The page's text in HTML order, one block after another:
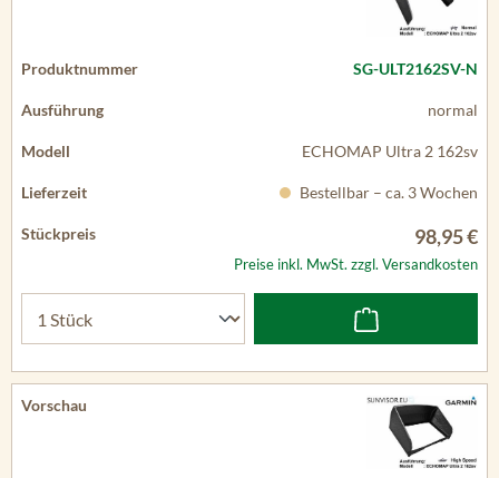
SG-ULT2162SV-N
normal
ECHOMAP Ultra 2 162sv
Bestellbar – ca. 3 Wochen
98,95 €
Preise inkl. MwSt. zzgl. Versandkosten